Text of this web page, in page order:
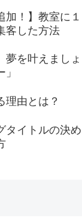
加！】教室に１
客した方法
夢を叶えましょ
理由とは？
タイトルの決め